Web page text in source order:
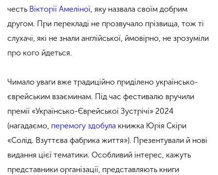
честь Вікторії Амеліної, яку назвала своїм добрим
другом. При перекладі не прозвучало прізвища, тож ті
слухачі, які не знали англійської, ймовірно, не зрозуміли
про кого йдеться.
Чимало уваги вже традиційно приділено українсько-
єврейським взаєминам. Під час фестивалю вручили
премії «Українсько-Єврейської Зустрічі» 2024
(нагадаємо, перемогу здобула книжка Юрія Скіри
«Солід. Взуттєва фабрика життя»). Презентували й нові
видання цієї тематики. Особливий інтерес, кажуть
представники організації, представляють книги